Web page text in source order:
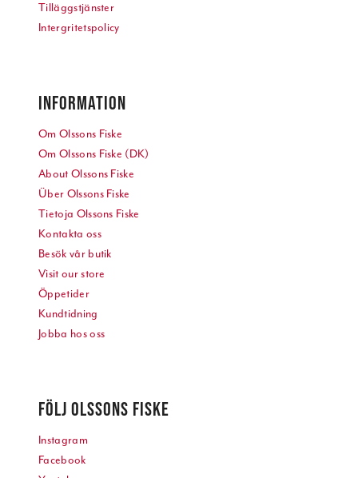
Tilläggstjänster
Intergritetspolicy
INFORMATION
Om Olssons Fiske
Om Olssons Fiske (DK)
About Olssons Fiske
Über Olssons Fiske
Tietoja Olssons Fiske
Kontakta oss
Besök vår butik
Visit our store
Öppetider
Kundtidning
Jobba hos oss
FÖLJ OLSSONS FISKE
Instagram
Facebook